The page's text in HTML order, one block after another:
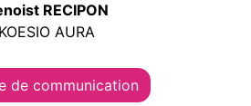
RECIPON
KOESIO AURA
de communication